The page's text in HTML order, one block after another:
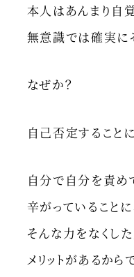
本人はあんまり自
無意識では確実に
なぜか？
自己否定すること
自分で自分を責め
辛がっていることに
そんな力をなくし
メリットがあるから